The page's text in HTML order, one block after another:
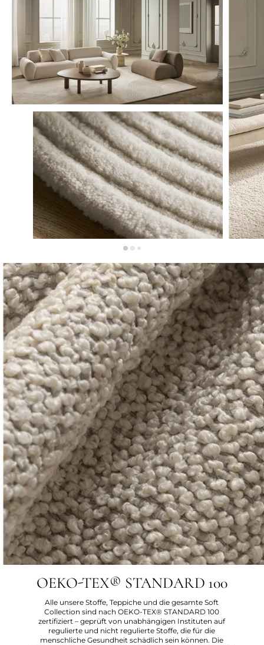
OEKO-TEX® STANDARD 100
Alle unsere Stoffe, Teppiche und die gesamte Soft
Collection sind nach OEKO-TEX® STANDARD 100
zertifiziert – geprüft von unabhängigen Instituten auf
regulierte und nicht regulierte Stoffe, die für die
menschliche Gesundheit schädlich sein können. Die